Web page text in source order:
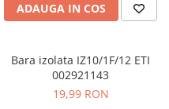
ADAUGA IN COS
Bara izolata IZ10/1F/12 ETI
002921143
19,99 RON